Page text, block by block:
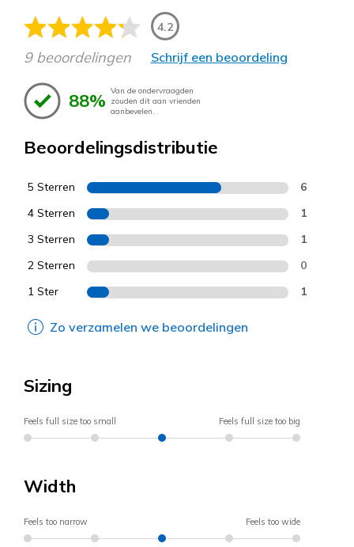
4.2
9 beoordelingen Schrijf een beoordeling
88% Van de ondervraagden
zouden dit aan vrienden
aanbevelen.
Beoordelingsdistributie
5 Sterren 6
4 Sterren 1
3 Sterren 1
2 Sterren 0
1 Ster 1
Zo verzamelen we beoordelingen
Sizing
Feels full size too small Feels full size too big
Width
Feels too narrow Feels too wide